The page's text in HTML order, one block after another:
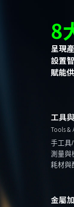
8
呈現
設置
賦能
工具
Tools &
手工具
測量與
耗材與
金屬